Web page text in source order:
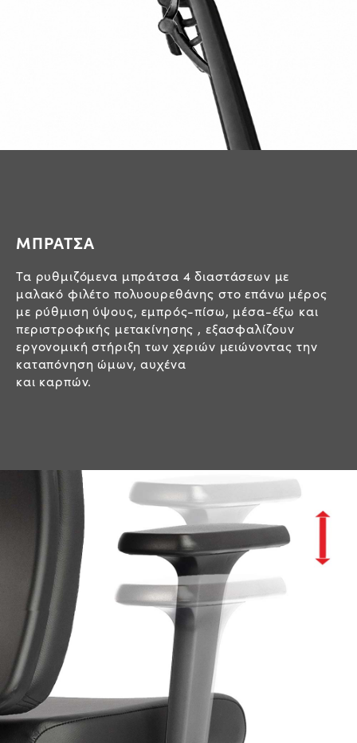
ΜΠΡΑΤΣΑ
Τα ρυθμιζόμενα μπράτσα 4 διαστάσεων με
μαλακό φιλέτο πολυουρεθάνης στο επάνω μέρος
με ρύθμιση ύψους, εμπρός-πίσω, μέσα-έξω και
περιστροφικής μετακίνησης , εξασφαλίζουν
εργονομική στήριξη των χεριών μειώνοντας την
καταπόνηση ώμων, αυχένα
και καρπών.